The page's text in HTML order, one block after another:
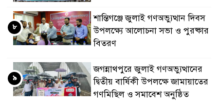
শান্তিগঞ্জে জুলাই গণঅভ্যুত্থান দিবস
উপলক্ষ্যে আলোচনা সভা ও পুরষ্কার
বিতরণ
৮
জগন্নাথপুরে জুলাই গণঅভ্যুত্থানের
দ্বিতীয় বার্ষিকী উপলক্ষে জামায়াতের
গণমিছিল ও সমাবেশ অনুষ্ঠিত
৯